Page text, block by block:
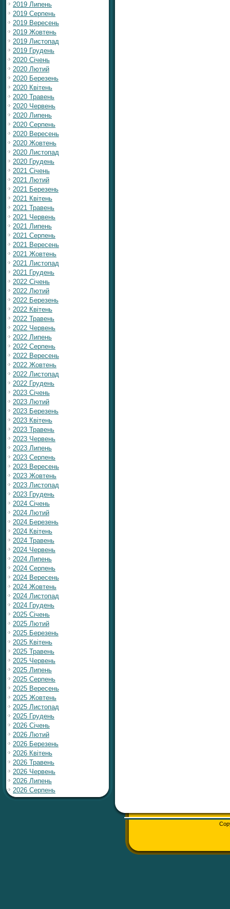
2019 Липень
2019 Серпень
2019 Вересень
2019 Жовтень
2019 Листопад
2019 Грудень
2020 Січень
2020 Лютий
2020 Березень
2020 Квітень
2020 Травень
2020 Червень
2020 Липень
2020 Серпень
2020 Вересень
2020 Жовтень
2020 Листопад
2020 Грудень
2021 Січень
2021 Лютий
2021 Березень
2021 Квітень
2021 Травень
2021 Червень
2021 Липень
2021 Серпень
2021 Вересень
2021 Жовтень
2021 Листопад
2021 Грудень
2022 Січень
2022 Лютий
2022 Березень
2022 Квітень
2022 Травень
2022 Червень
2022 Липень
2022 Серпень
2022 Вересень
2022 Жовтень
2022 Листопад
2022 Грудень
2023 Січень
2023 Лютий
2023 Березень
2023 Квітень
2023 Травень
2023 Червень
2023 Липень
2023 Серпень
2023 Вересень
2023 Жовтень
2023 Листопад
2023 Грудень
2024 Січень
2024 Лютий
2024 Березень
2024 Квітень
2024 Травень
2024 Червень
2024 Липень
2024 Серпень
2024 Вересень
2024 Жовтень
2024 Листопад
2024 Грудень
2025 Січень
2025 Лютий
2025 Березень
2025 Квітень
2025 Травень
2025 Червень
2025 Липень
2025 Серпень
2025 Вересень
2025 Жовтень
2025 Листопад
2025 Грудень
2026 Січень
2026 Лютий
2026 Березень
2026 Квітень
2026 Травень
2026 Червень
2026 Липень
2026 Серпень